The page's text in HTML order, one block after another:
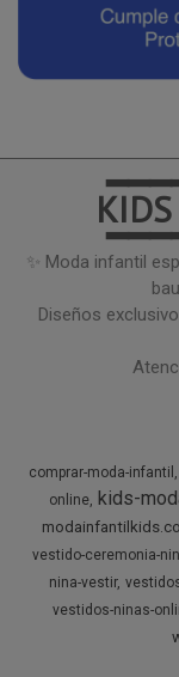
✨ Moda infantil
Diseños
comprar-moda-infantil
online
kids-
vestido-ceremonia-
nina-vestir
vestidos-ninas-